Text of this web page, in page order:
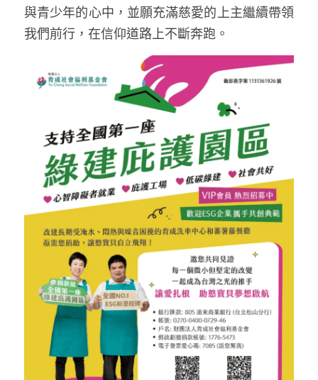
與青少年的心中，並願充滿慈愛的上主繼續帶領
我們前行，在信仰道路上不斷奔跑。